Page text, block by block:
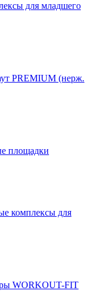
для младшего
PREMIUM (нерж.
площадки
комплексы для
WORKOUT-FIT